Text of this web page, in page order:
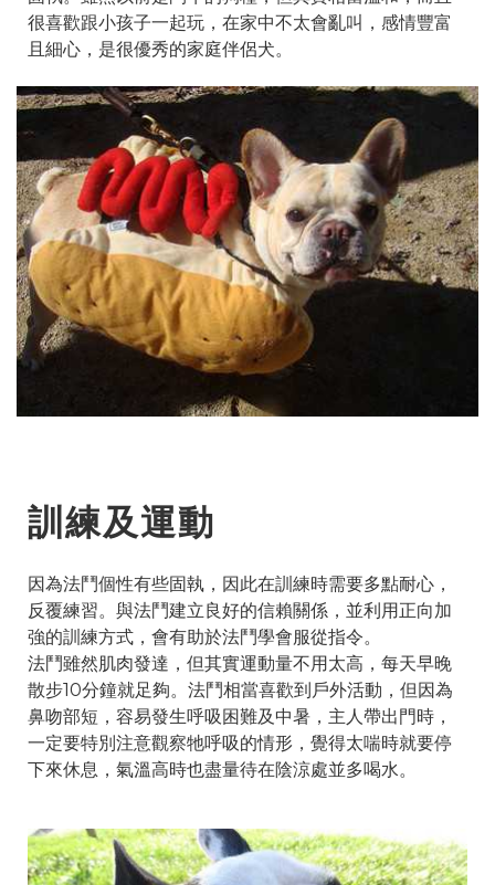
很喜歡跟小孩子一起玩，在家中不太會亂叫，感情豐富
且細心，是很優秀的家庭伴侶犬。
訓練及運動
因為法鬥個性有些固執，因此在訓練時需要多點耐心，
反覆練習。與法鬥建立良好的信賴關係，並利用正向加
強的訓練方式，會有助於法鬥學會服從指令。
法鬥雖然肌肉發達，但其實運動量不用太高，每天早晚
散步10分鐘就足夠。法鬥相當喜歡到戶外活動，但因為
鼻吻部短，容易發生呼吸困難及中暑，主人帶出門時，
一定要特別注意觀察牠呼吸的情形，覺得太喘時就要停
下來休息，氣溫高時也盡量待在陰涼處並多喝水。